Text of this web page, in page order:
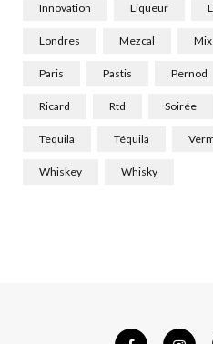
Innovation Liqueur
Londres Mezcal
Paris Pastis Pernod
Ricard Rtd Soirée
Tequila Téquila
Whiskey Whisky